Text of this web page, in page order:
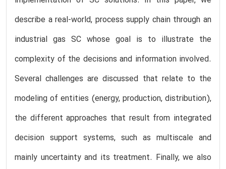
describe a real-world, process supply chain through an
industrial gas SC whose goal is to illustrate the
complexity of the decisions and information involved.
Several challenges are discussed that relate to the
modeling of entities (energy, production, distribution),
the different approaches that result from integrated
decision support systems, such as multiscale and
mainly uncertainty and its treatment. Finally, we also